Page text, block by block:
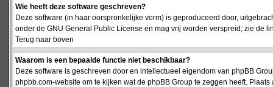
Wie heeft deze software geschreven?
Deze software (in haar oorspronkelijke vorm) is geproduceerd door,
onder de GNU General Public License en mag vrij worden verspreid; zie de
Terug naar boven
Waarom is een bepaalde functie niet beschikbaar?
Deze software is geschreven door en intellectueel eigendom van phpBB
phpbb.com-website om te kijken wat de phpBB Group te zeggen heeft.